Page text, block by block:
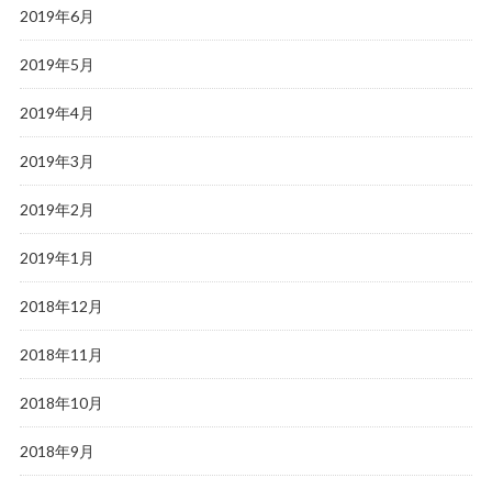
2019年6月
2019年5月
2019年4月
2019年3月
2019年2月
2019年1月
2018年12月
2018年11月
2018年10月
2018年9月